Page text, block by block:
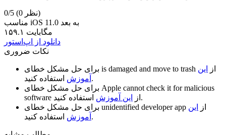
0/5
(0 نظر)
مناسب iOS 11.0 به بعد
۱۵۹.۱ مگابایت
دانلود از اپ‌استور
نکات ضروری
is damaged and move to trash از
این
آموزش استفاده کنید.
Apple cannot check it for malicious
software
از این آموزش
استفاده کنید.
unidentified developer app از
این
آموزش استفاده کنید.